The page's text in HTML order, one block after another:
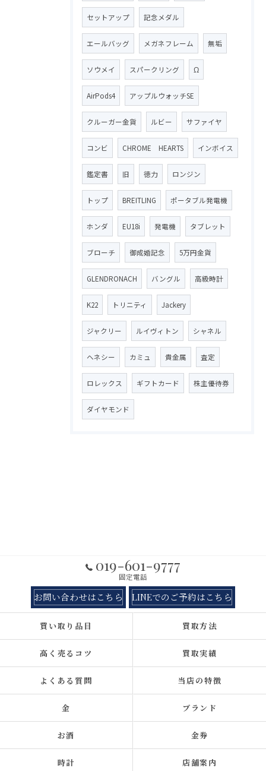
セットアップ 記念メダル
エールバッグ メガネフレーム 無垢
ソウメイ スパークリング Ω
AirPods4 アップルウォッチSE
クルーガー金貨 ルビー サファイヤ
コンビ CHROME HEARTS インボイス
鑑定書 旧 徳力 ロンジン
トップ BREITLING ポータブル発電機
ホンダ EU18i 発電機 タブレット
ブローチ 御成婚記念 5万円金貨
GLENDRONACH バングル 高級時計
K22 トリニティ Jackery
ジャクリー ルイヴィトン シャネル
ヘネシー カミュ 貴金属 査定
ロレックス ギフトカード 株主優待券
ダイヤモンド
019-601-9777
固定電話
お問い合わせはこちら LINEでのご予約はこちら
買い取り品目 買取方法
高く売るコツ 買取実績
よくある質問 当店の特徴
金 ブランド
お酒 金券
時計 店舗案内